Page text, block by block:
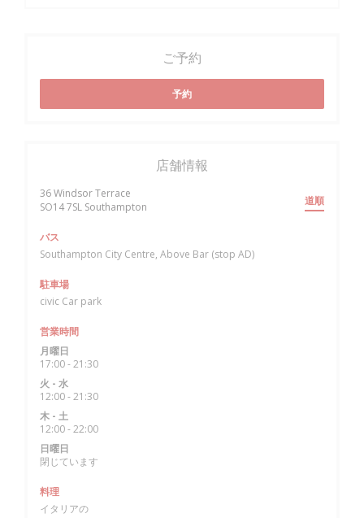
ご予約
予約
店舗情報
36 Windsor Terrace
SO14 7SL Southampton
道順
バス
Southampton City Centre, Above Bar (stop AD)
駐車場
civic Car park
営業時間
月曜日
17:00 - 21:30
火 - 水
12:00 - 21:30
木 - 土
12:00 - 22:00
日曜日
閉じています
料理
イタリアの